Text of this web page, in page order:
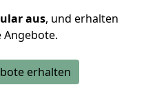
aus, und erhalten
Angebote.
erhalten